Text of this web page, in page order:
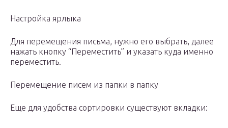
Настройка ярлыка
Для перемещения письма, нужно его выбрать, далее
нажать кнопку “Переместить” и указать куда именно
переместить.
Перемещение писем из папки в папку
Еще для удобства сортировки существуют вкладки: